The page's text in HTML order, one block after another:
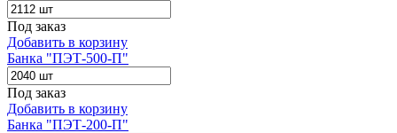
Под заказ
Добавить в корзину
Банка "ПЭТ-500-П"
Под заказ
Добавить в корзину
Банка "ПЭТ-200-П"